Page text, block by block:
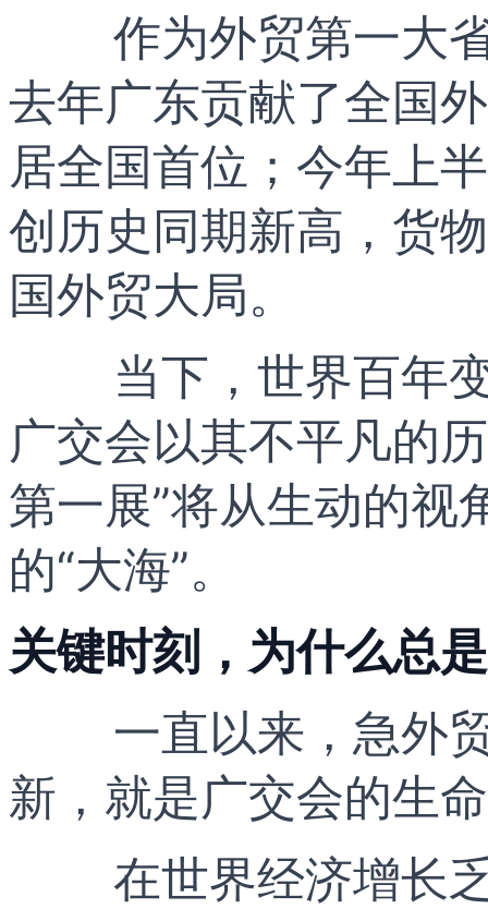
作为外贸第一大
去年广东贡献了全国
居全国首位；今年上
创历史同期新高，货
国外贸大局。
当下，世界百年
广交会以其不平凡的
第一展”将从生动的视
的“大海”。
关键时刻，为什么总
一直以来，急外
新，就是广交会的生
在世界经济增长